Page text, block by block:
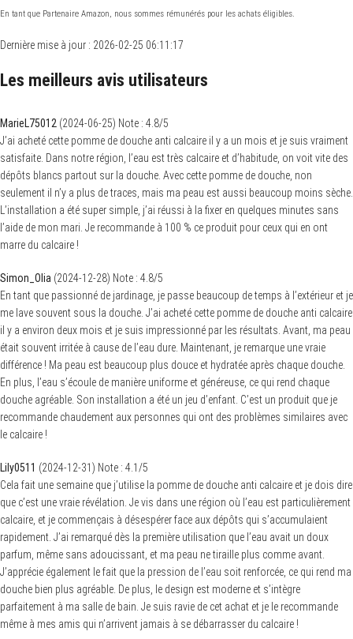
En tant que Partenaire Amazon, nous sommes rémunérés pour les achats éligibles.
Dernière mise à jour : 2026-02-25 06:11:17
Les meilleurs avis utilisateurs
MarieL75012 (2024-06-25) Note : 4.8/5
J’ai acheté cette pomme de douche anti calcaire il y a un mois et je suis vraiment
satisfaite. Dans notre région, l’eau est très calcaire et d’habitude, on voit vite des
dépôts blancs partout sur la douche. Avec cette pomme de douche, non
seulement il n’y a plus de traces, mais ma peau est aussi beaucoup moins sèche.
L’installation a été super simple, j’ai réussi à la fixer en quelques minutes sans
l’aide de mon mari. Je recommande à 100 % ce produit pour ceux qui en ont
marre du calcaire !
Simon_Olia (2024-12-28) Note : 4.8/5
En tant que passionné de jardinage, je passe beaucoup de temps à l’extérieur et je
me lave souvent sous la douche. J’ai acheté cette pomme de douche anti calcaire
il y a environ deux mois et je suis impressionné par les résultats. Avant, ma peau
était souvent irritée à cause de l’eau dure. Maintenant, je remarque une vraie
différence ! Ma peau est beaucoup plus douce et hydratée après chaque douche.
En plus, l’eau s’écoule de manière uniforme et généreuse, ce qui rend chaque
douche agréable. Son installation a été un jeu d’enfant. C’est un produit que je
recommande chaudement aux personnes qui ont des problèmes similaires avec
le calcaire !
Lily0511 (2024-12-31) Note : 4.1 /5
Cela fait une semaine que j’utilise la pomme de douche anti calcaire et je dois dire
que c’est une vraie révélation. Je vis dans une région où l’eau est particulièrement
calcaire, et je commençais à désespérer face aux dépôts qui s’accumulaient
rapidement. J’ai remarqué dès la première utilisation que l’eau avait un doux
parfum, même sans adoucissant, et ma peau ne tiraille plus comme avant.
J’apprécie également le fait que la pression de l’eau soit renforcée, ce qui rend ma
douche bien plus agréable. De plus, le design est moderne et s’intègre
parfaitement à ma salle de bain. Je suis ravie de cet achat et je le recommande
même à mes amis qui n’arrivent jamais à se débarrasser du calcaire !